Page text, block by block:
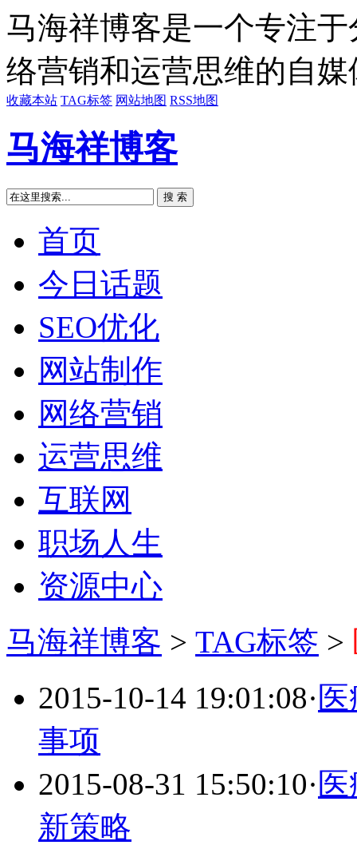
马海祥博客是一个专注
络营销和运营思维的自
收藏本站 TAG标签 网站地图 RSS地图
马海祥博客
搜 索
首页
今日话题
SEO优化
网站制作
网络营销
运营思维
互联网
职场人生
资源中心
马海祥博客 > TAG标签 >
2015-10-14 19:01:08·
事项
2015-08-31 15:50:10·
新策略